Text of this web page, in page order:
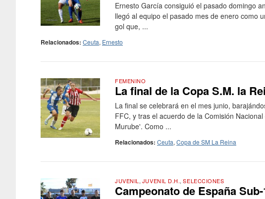
Ernesto García consiguió el pasado domingo
llegó al equipo el pasado mes de enero como
gol que, ...
Relacionados: Ceuta, Ernesto
FEMENINO
La final de la Copa S.M. la
La final se celebrará en el mes junio,
FFC, y tras el acuerdo de la Comisión
Murube'. Como ...
Relacionados: Ceuta, Copa de SM La Reina
JUVENIL , JUVENIL D.H.,SELECCIONES
Campeonato de España